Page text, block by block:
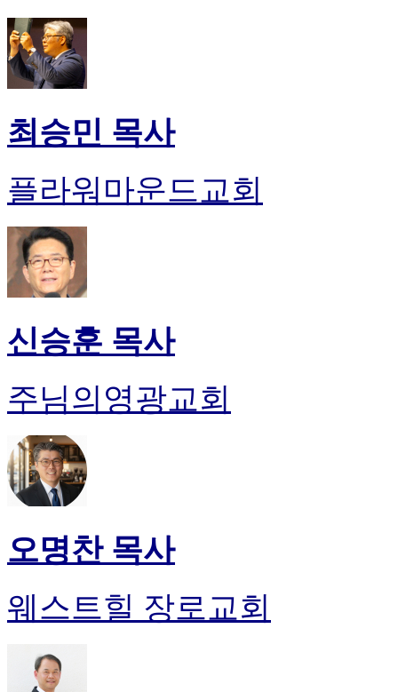
최승민 목사
플라워마운드교회
신승훈 목사
주님의영광교회
오명찬 목사
웨스트힐 장로교회